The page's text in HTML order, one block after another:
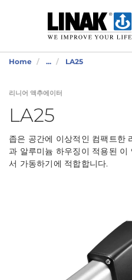
Home ... LA25
리니어 액추에이터
LA25
좁은 공간에 이상적인 컴팩트한
과 알루미늄 하우징이 적용된 이
서 가동하기에 적합합니다.